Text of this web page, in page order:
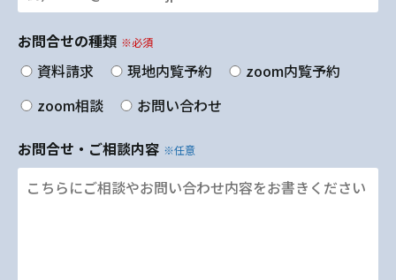
お問合せの種類 ※必須
資料請求 現地内覧予約
zoom内覧予約
zoom相談
お問い合わせ
お問合せ・ご相談内容 ※任意